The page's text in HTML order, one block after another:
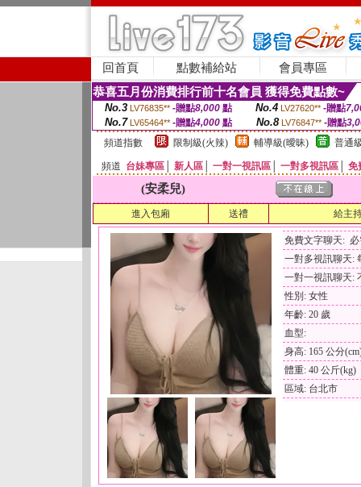
回首頁 點數補給站 會員專區
恭喜五月份消費排行前十名會員 獲得免費點數~
No.3 LV76835** -贈點8,000點 No.4 LV27620** -贈點
No.7 LV65464** -贈點4,000 點 No.8 LV76847** -贈點
頻道指數
限制級(火辣) 輔導級(曖昧) 普通
頻道 台妹專區 新人區 一對一視訊區 一對多視訊區 免
(安柔兒)
進入包廂 送禮 給主
免費文字聊天:
一對多視訊聊天:
一對一視訊聊天:
性別: 女性
年齡: 20 歲
血型:
身高: 165 公分
體重: 40 公斤(kg)
區域: 台北市